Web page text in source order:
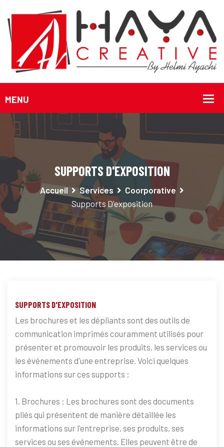
SUPPORTS D'EXPOSITION
Accueil Services
Coorporative
Supports D'exposition
SUPPORTS D'EXPOSITION
Les brochures et les dépliants sont des outils de
communication imprimés couramment utilisés pour
présenter et promouvoir les produits, les services ou
les événements d'une entreprise. Voici quelques
informations sur ces supports :
1. Brochures : Les brochures sont des documents
pliés qui présentent de manière détaillée les
informations sur l'entreprise, ses produits, ses
services ou ses événements. Elles peuvent être de